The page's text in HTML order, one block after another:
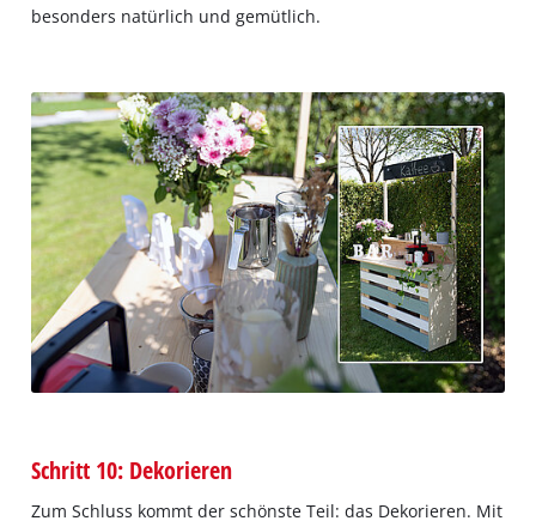
besonders natürlich und gemütlich.
Schritt 10: Dekorieren
Zum Schluss kommt der schönste Teil: das Dekorieren. Mit